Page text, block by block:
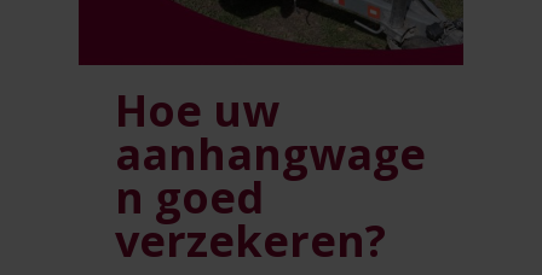
Hoe uw
aanhangwage
n goed
verzekeren?